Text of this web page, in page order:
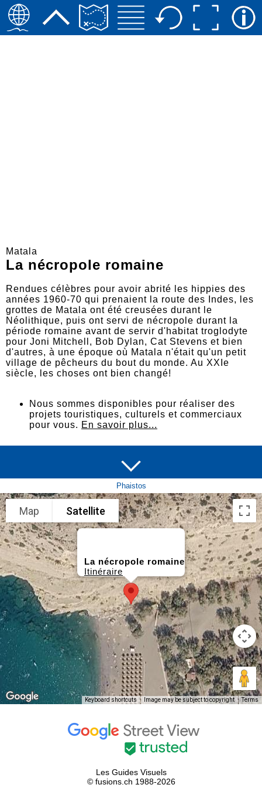
Matala
La nécropole romaine
Rendues célèbres pour avoir abrité les hippies des
années 1960-70 qui prenaient la route des Indes, les
grottes de Matala ont été creusées durant le
Néolithique, puis ont servi de nécropole durant la
période romaine avant de servir d'habitat troglodyte
pour Joni Mitchell, Bob Dylan, Cat Stevens et bien
d'autres, à une époque où Matala n'était qu'un petit
village de pêcheurs du bout du monde. Au XXIe
siècle, les choses ont bien changé!
Nous sommes disponibles pour réaliser des
projets touristiques, culturels et commerciaux
pour vous. En savoir plus...
Phaistos
La nécropole romaine
Itinéraire
Map Satellite
Keyboard shortcuts Image may be subject to copyright Terms
Les Guides Visuels
© fusions.ch 1988-2026